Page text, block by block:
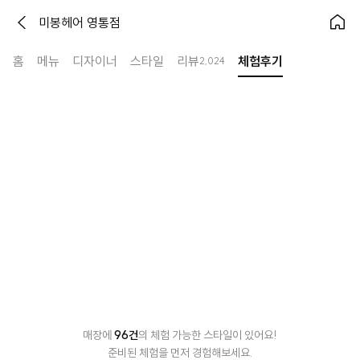
미봉헤어 영통점
홈 메뉴 디자이너 스타일 리뷰2,024 체험후기
매장에 96건의 체험 가능한 스타일이 있어요!
준비된 체험을 먼저 경험해보세요.